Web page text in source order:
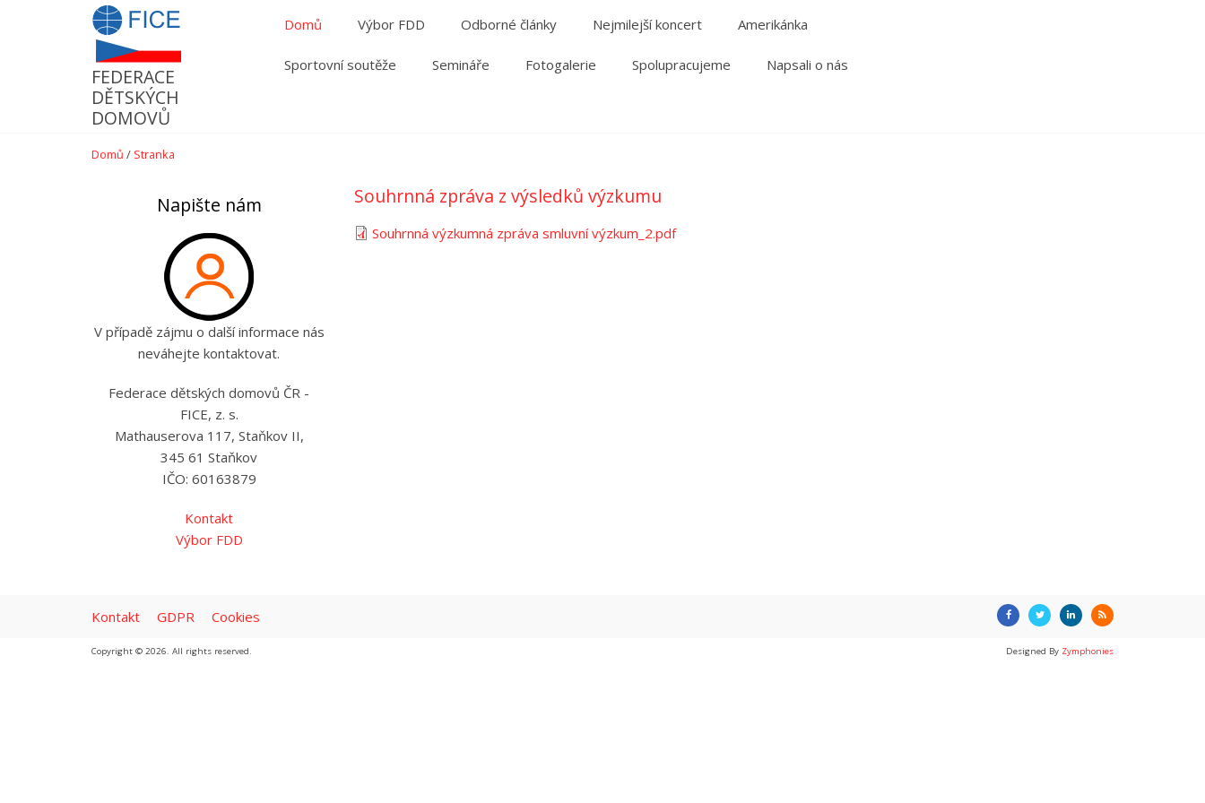
FEDERACE
DĚTSKÝCH
DOMOVŮ
Domů Výbor FDD Odborné články Nejmilejší koncert Amerikánka
Sportovní soutěže Semináře Fotogalerie Spolupracujeme Napsali o nás
Domů / Stranka
Napište nám
V případě zájmu o další informace nás
neváhejte kontaktovat.
Federace dětských domovů ČR -
FICE, z. s.
Mathauserova 117, Staňkov II,
345 61 Staňkov
IČO: 60163879
Kontakt
Výbor FDD
Souhrnná zpráva z výsledků výzkumu
Souhrnná výzkumná zpráva smluvní výzkum_2.pdf
Kontakt GDPR Cookies
Copyright © 2026. All rights reserved. Designed By Zymphonies